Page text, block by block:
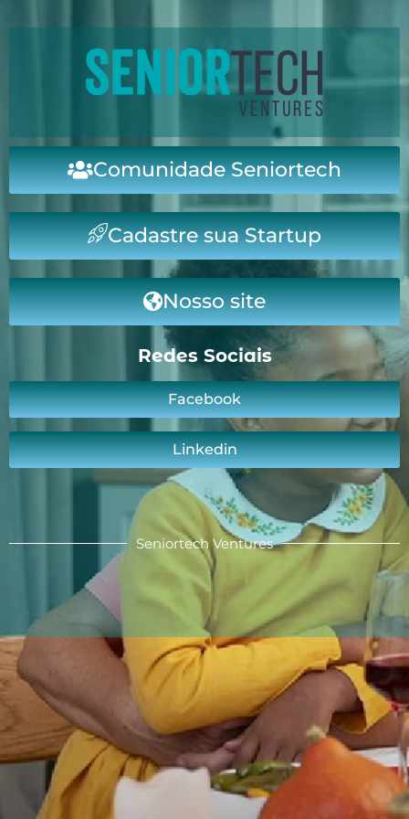
Comunidade Seniortech
Cadastre sua Startup
Nosso site
Redes Sociais
Facebook
Linkedin
Seniortech Ventures